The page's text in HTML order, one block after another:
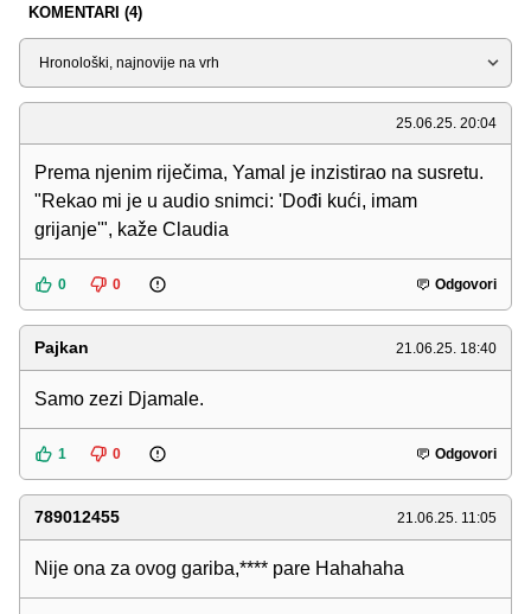
KOMENTARI (4)
Sortiraj
25.06.25. 20:04
Prema njenim riječima, Yamal je inzistirao na susretu.
"Rekao mi je u audio snimci: 'Dođi kući, imam
grijanje'", kaže Claudia
0 0 Odgovori
Pajkan 21.06.25. 18:40
Samo zezi Djamale.
1 0 Odgovori
789012455 21.06.25. 11:05
Nije ona za ovog gariba,**** pare Hahahaha